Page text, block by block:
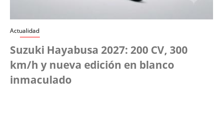
Actualidad
Suzuki Hayabusa 2027: 200 CV, 300
km/h y nueva edición en blanco
inmaculado